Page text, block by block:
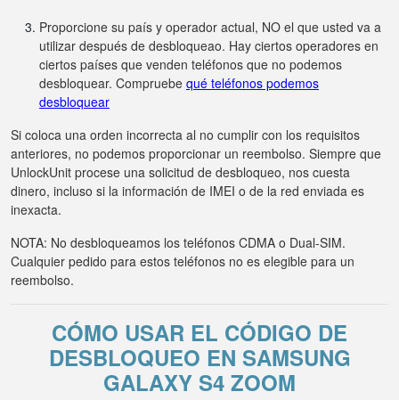
Proporcione su país y operador actual, NO el que usted va a
utilizar después de desbloqueao. Hay ciertos operadores en
ciertos países que venden teléfonos que no podemos
desbloquear. Compruebe qué teléfonos podemos
desbloquear
Si coloca una orden incorrecta al no cumplir con los requisitos
anteriores, no podemos proporcionar un reembolso. Siempre que
UnlockUnit procese una solicitud de desbloqueo, nos cuesta
dinero, incluso si la información de IMEI o de la red enviada es
inexacta.
NOTA: No desbloqueamos los teléfonos CDMA o Dual-SIM.
Cualquier pedido para estos teléfonos no es elegible para un
reembolso.
CÓMO USAR EL CÓDIGO DE
DESBLOQUEO EN SAMSUNG
GALAXY S4 ZOOM